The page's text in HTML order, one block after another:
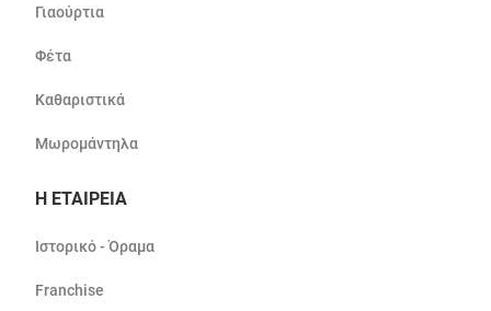
Γιαούρτια
Φέτα
Καθαριστικά
Μωρομάντηλα
Η ΕΤΑΙΡΕΙΑ
Ιστορικό - Όραμα
Franchise